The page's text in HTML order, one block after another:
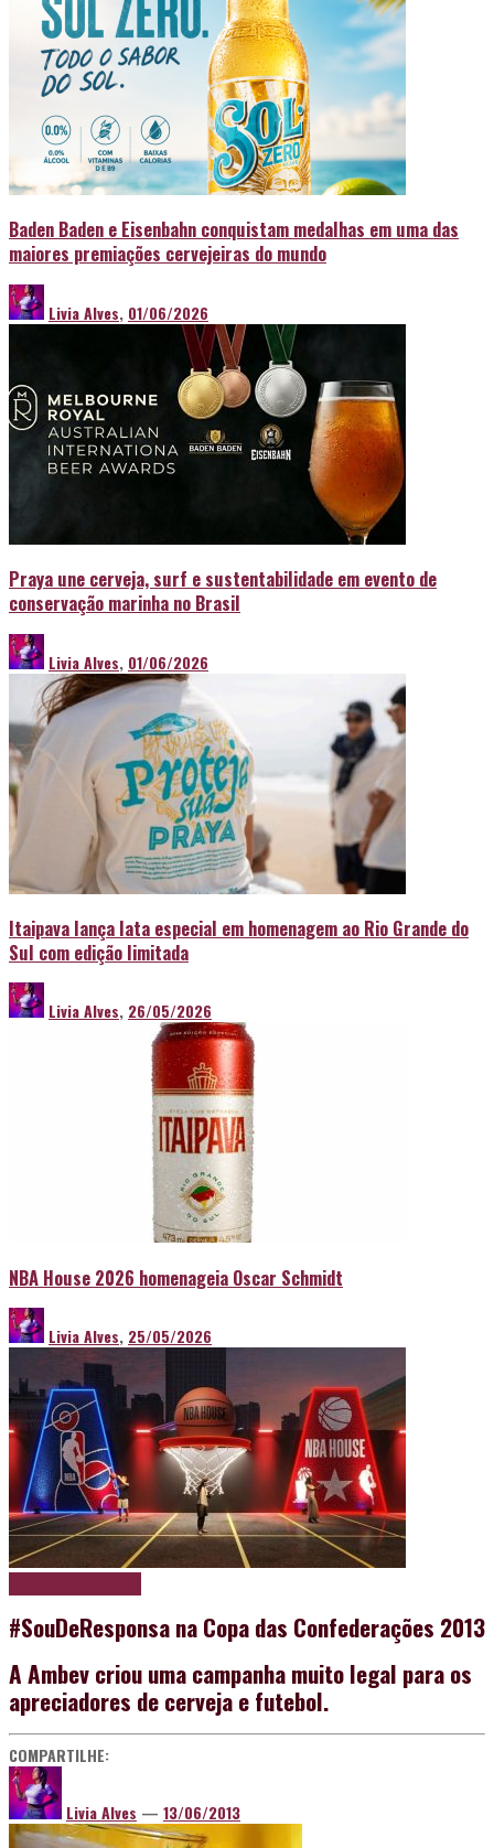
Baden Baden e Eisenbahn conquistam medalhas em uma das
maiores premiações cervejeiras do mundo
Livia Alves, 01/06/2026
Praya une cerveja, surf e sustentabilidade em evento de
conservação marinha no Brasil
Livia Alves, 01/06/2026
Itaipava lança lata especial em homenagem ao Rio Grande do
Sul com edição limitada
Livia Alves, 26/05/2026
NBA House 2026 homenageia Oscar Schmidt
Livia Alves, 25/05/2026
#SouDeResponsa na Copa das Confederações 2013
A Ambev criou uma campanha muito legal para os
apreciadores de cerveja e futebol.
COMPARTILHE:
Livia Alves — 13/06/2013